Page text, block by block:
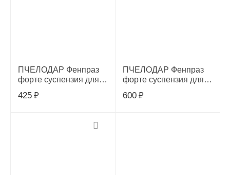
ПЧЕЛОДАР Фенпраз
форте суспензия для
425 ₽
ПЧЕЛОДАР Фенпраз
форте суспензия для
5 мл
600 ₽